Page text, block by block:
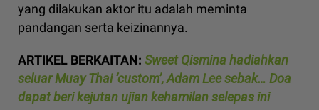
yang dilakukan aktor itu adalah meminta
pandangan serta keizinannya.
ARTIKEL BERKAITAN: Sweet Qismina hadiahkan
seluar Muay Thai ‘custom’, Adam Lee sebak… Doa
dapat beri kejutan ujian kehamilan selepas ini